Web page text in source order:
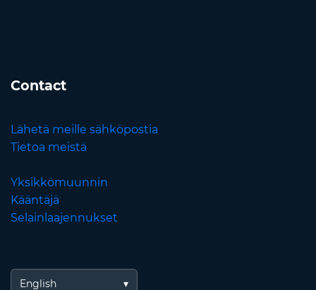
Contact
Lähetä meille sähköpostia
Tietoa meistä
Yksikkömuunnin
Kääntäjä
Selainlaajennukset
English